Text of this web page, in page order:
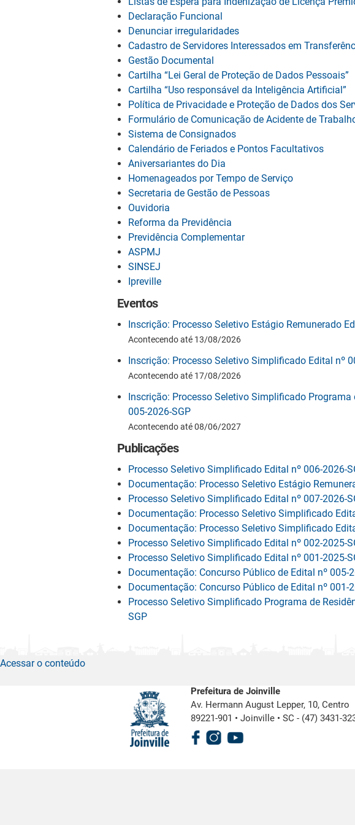
Declaração Funcional
Denunciar irregularidades
Cadastro de Servidores Interessados em
Gestão Documental
Cartilha “Lei Geral de Proteção de Dados Pessoais”
Cartilha “Uso responsável da Inteligência Artificial”
Política de Privacidade e Proteção de Dados dos
Formulário de Comunicação de Acidente de
Sistema de Consignados
Calendário de Feriados e Pontos Facultativos
Aniversariantes do Dia
Homenageados por Tempo de Serviço
Secretaria de Gestão de Pessoas
Ouvidoria
Reforma da Previdência
Previdência Complementar
ASPMJ
SINSEJ
Ipreville
Eventos
Inscrição: Processo Seletivo Estágio Remunerado
Acontecendo até 13/08/2026
Inscrição: Processo Seletivo Simplificado Edital nº
Acontecendo até 17/08/2026
Inscrição: Processo Seletivo Simplificado
005-2026-SGP
Acontecendo até 08/06/2027
Publicações
Processo Seletivo Simplificado Edital nº 006-2026-
Documentação: Processo Seletivo Estágio
Processo Seletivo Simplificado Edital nº 007-2026-
Documentação: Processo Seletivo Simplificado
Documentação: Processo Seletivo Simplificado
Processo Seletivo Simplificado Edital nº 002-2025-
Processo Seletivo Simplificado Edital nº 001-2025-
Documentação: Concurso Público de Edital nº
Documentação: Concurso Público de Edital nº
Processo Seletivo Simplificado Programa de
SGP
Prefeitura de Joinville
Av. Hermann August Lepper, 10, Centro
89221-901 •Joinville •SC - (47) 3431-
Acessar o conteúdo